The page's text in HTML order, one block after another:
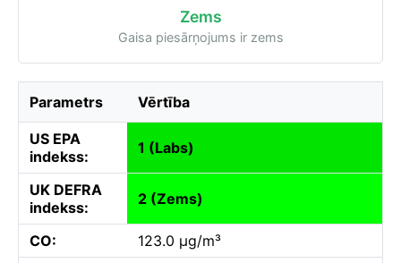
Zems
Gaisa piesārņojums ir zems
Parametrs Vērtība
US EPA
indekss:
1 (Labs)
UK DEFRA
indekss:
2 (Zems)
CO:
123.0 µg/m³